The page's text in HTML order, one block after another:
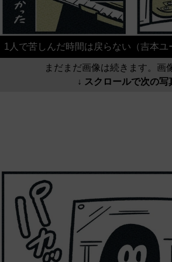
1人で苦しんだ時間は戻らない（吉本ユ
まだまだ画像は続きます。画
↓ スクロールで次の写